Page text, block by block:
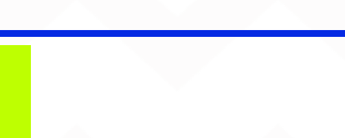
Bebé Pacheco e Ubandu